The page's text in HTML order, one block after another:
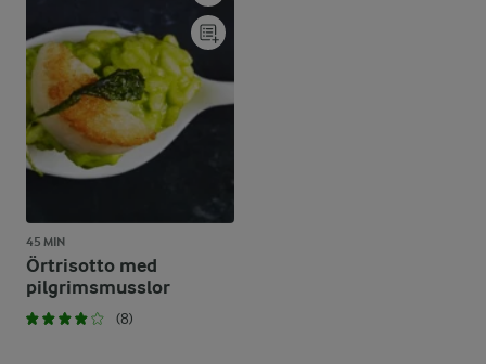
45 MIN
Örtrisotto med
pilgrimsmusslor
(8)